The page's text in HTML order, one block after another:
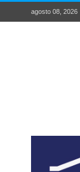
agosto 08, 2026